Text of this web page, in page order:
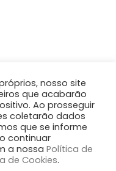
nosso site
que acabarão
Ao prosseguir
coletarão dados
que se informe
continuar
a nossa Política de
de Cookies.